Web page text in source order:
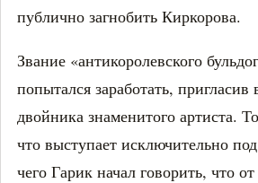
публично загнобить Киркорова.
Звание «антикоролевского
попытался заработать, пригласив
двойника знаменитого артиста.
что выступает исключительно
чего Гарик начал говорить, что